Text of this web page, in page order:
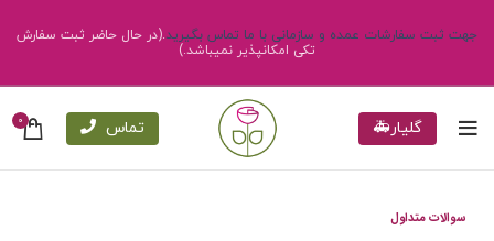
جهت ثبت سفارشات عمده و سازمانی با ما تماس بگیرید.(در حال حاضر ثبت سفارش
تکی امکانپذیر نمیباشد.)
گلیار🚑 تماس 0
سوالات متداول